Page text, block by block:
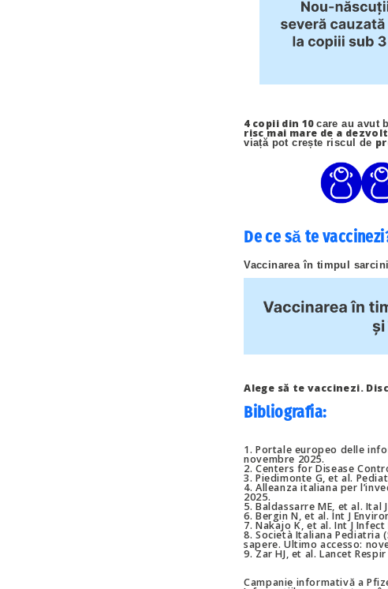
4 copii din 10care au avut
risc mai mare de a
viață pot crește riscul de
De ce să te
Vaccinarea în timpul
Alege să te vaccinezi.
Bibliografia:
1. Portale europeo delle
novembre 2025.
2. Centers for Disease
3. Piedimonte G, et al.
4. Alleanza italiana per
2025.
5. Baldassarre ME, et al. Ital
6. Bergin N, et al. Int J
7. Nakajo K, et al. Int J Infect
8. Società Italiana
sapere. Ultimo accesso:
9. Zar HJ, et al. Lancet
Campanie informativă a